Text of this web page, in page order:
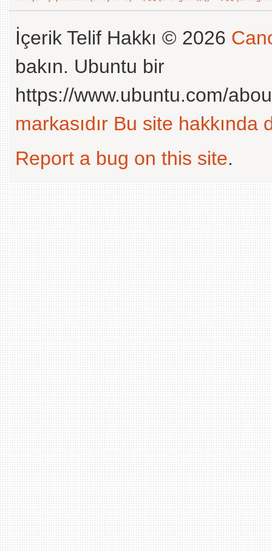
İçerik Telif Hakkı © 2026
bakın. Ubuntu bir
https://www.ubuntu.com/
markasıdır Bu site hakkında
Report a bug on this site.